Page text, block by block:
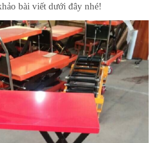
bài viết dưới đây nhé!